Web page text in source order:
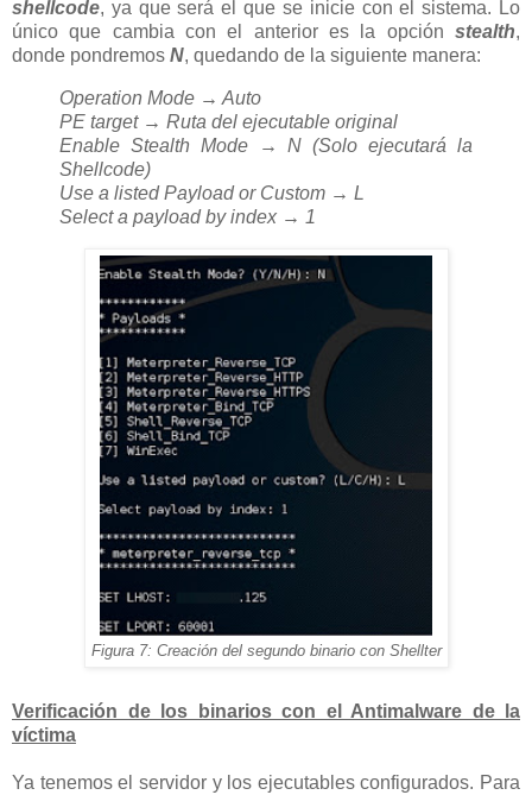
shellcode, ya que será el que se inicie con el sistema. Lo
único que cambia con el anterior es la opción stealth,
donde pondremos N, quedando de la siguiente manera:
Operation Mode → Auto
PE target → Ruta del ejecutable original
Enable Stealth Mode → N (Solo ejecutará la
Shellcode)
Use a listed Payload or Custom → L
Select a payload by index → 1
Figura 7: Creación del segundo binario con Shellter
Verificación de los binarios con el Antimalware de la
víctima
Ya tenemos el servidor y los ejecutables configurados. Para